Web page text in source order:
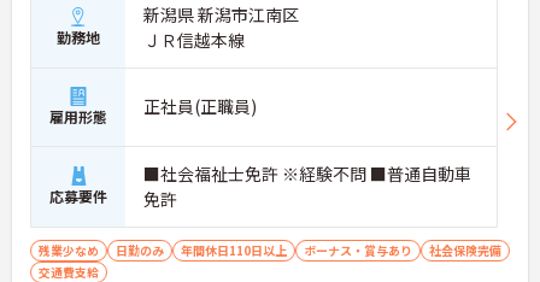
勤務地
新潟県 新潟市江南区
ＪＲ信越本線
雇用形態 正社員(正職員)
応募要件
■社会福祉士免許 ※経験不問 ■普通自動車
免許
残業少なめ 日勤のみ 年間休日110日以上 ボーナス・賞与あり
社会保険完備
交通費支給